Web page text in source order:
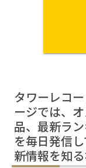
タワーレコ
ージでは、
品、最新ラ
を毎日発信
新情報を知